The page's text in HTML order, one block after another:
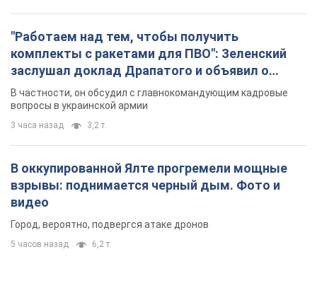
"Работаем над тем, чтобы получить
комплекты с ракетами для ПВО": Зеленский
заслушал доклад Драпатого и объявил о
новых мерах
В частности, он обсудил с главнокомандующим кадровые
вопросы в украинской армии
3 часа назад 3,2 т.
В оккупированной Ялте прогремели мощные
взрывы: поднимается черный дым. Фото и
видео
Город, вероятно, подвергся атаке дронов
5 часов назад 6,2 т.